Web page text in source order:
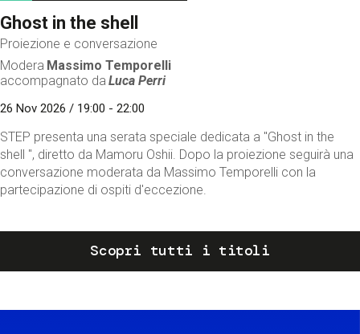
Ghost in the shell
Proiezione e conversazione
Modera Massimo Temporelli
accompagnato da Luca Perri
26 Nov 2026 / 19:00 - 22:00
STEP presenta una serata speciale dedicata a "Ghost in the
shell ", diretto da Mamoru Oshii. Dopo la proiezione seguirà una
conversazione moderata da Massimo Temporelli con la
partecipazione di ospiti d'eccezione.
Scopri tutti i titoli